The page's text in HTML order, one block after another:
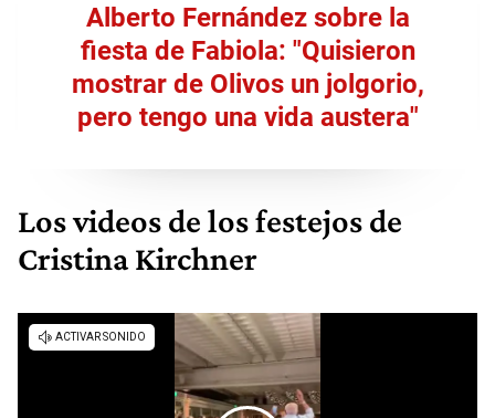
Alberto Fernández sobre la
fiesta de Fabiola: "Quisieron
mostrar de Olivos un jolgorio,
pero tengo una vida austera"
Los videos de los festejos de
Cristina Kirchner